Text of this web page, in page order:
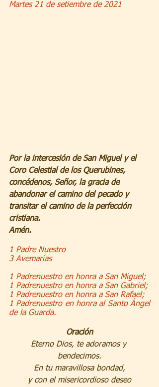
Martes 21 de setiembre de 2021
Por la intercesión de San Miguel y el
Coro Celestial de los Querubines,
concédenos, Señor, la gracia de
abandonar el camino del pecado y
transitar el camino de la perfección
cristiana.
Amén.
1 Padre Nuestro
3 Avemarías
1 Padrenuestro en honra a San Miguel;
1 Padrenuestro en honra a San Gabriel;
1 Padrenuestro en honra a San Rafael;
1 Padrenuestro en honra al Santo Ángel
de la Guarda.
Oración
Eterno Dios, te adoramos y
bendecimos.
En tu maravillosa bondad,
y con el misericordioso deseo